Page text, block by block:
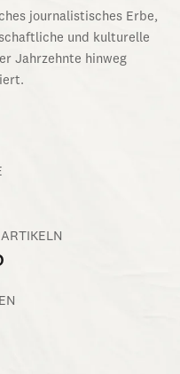
journalistisches Erbe,
und kulturelle
Jahrzehnte hinweg